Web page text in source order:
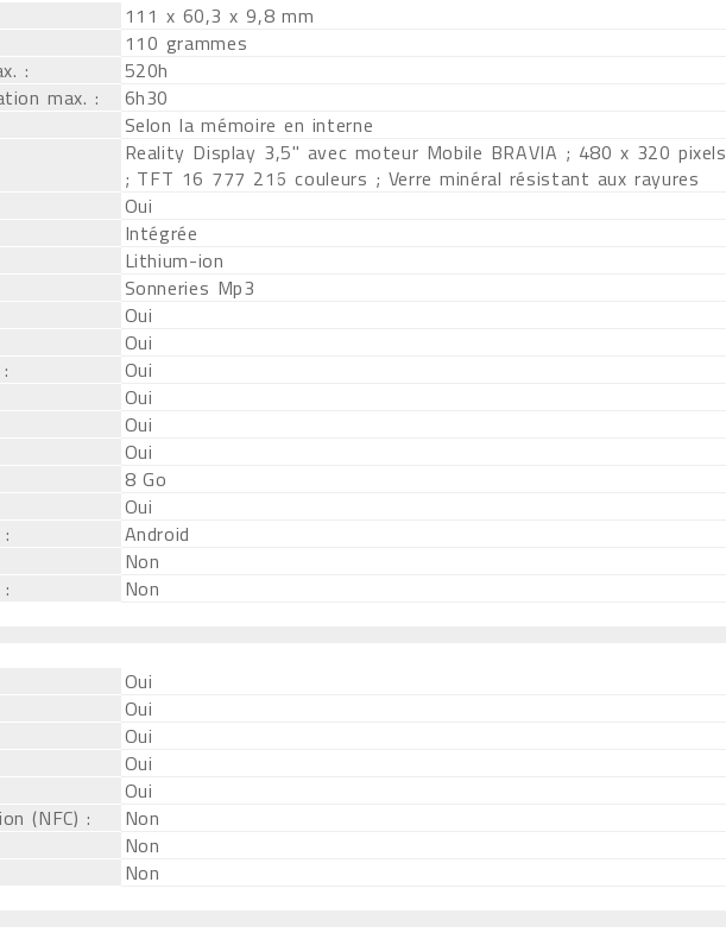
111 x 60,3 x 9,8 mm
110 grammes
:
520h
max. :
6h30
Selon la mémoire en interne
Reality Display 3,5" avec moteur Mobile BRAVIA ; 480 x 320 pixels
; TFT 16 777 216 couleurs ; Verre minéral résistant aux rayures
Oui
Intégrée
Lithium-ion
Sonneries Mp3
Oui
Oui
Oui
Oui
Oui
Oui
8 Go
Oui
Android
Non
Non
Oui
Oui
Oui
Oui
Oui
(NFC) :
Non
Non
Non